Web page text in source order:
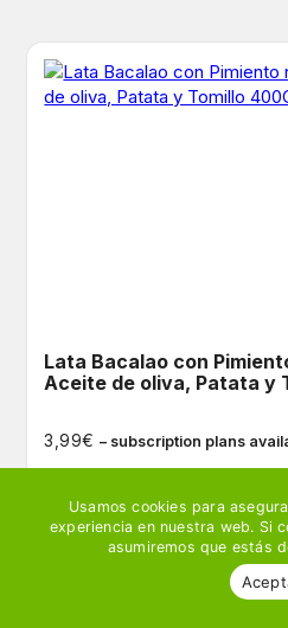
Lata Bacalao con
Aceite de oliva, Patata y
3,99€ – subscription plans
Ver producto
Usamos cookies para
experiencia en nuestra web. Si
asumiremos que estás